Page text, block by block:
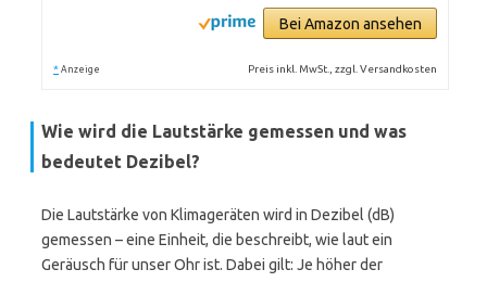
Bei Amazon ansehen
* Anzeige Preis inkl. MwSt., zzgl. Versandkosten
Wie wird die Lautstärke gemessen und was
bedeutet Dezibel?
Die Lautstärke von Klimageräten wird in Dezibel (dB)
gemessen – eine Einheit, die beschreibt, wie laut ein
Geräusch für unser Ohr ist. Dabei gilt: Je höher der